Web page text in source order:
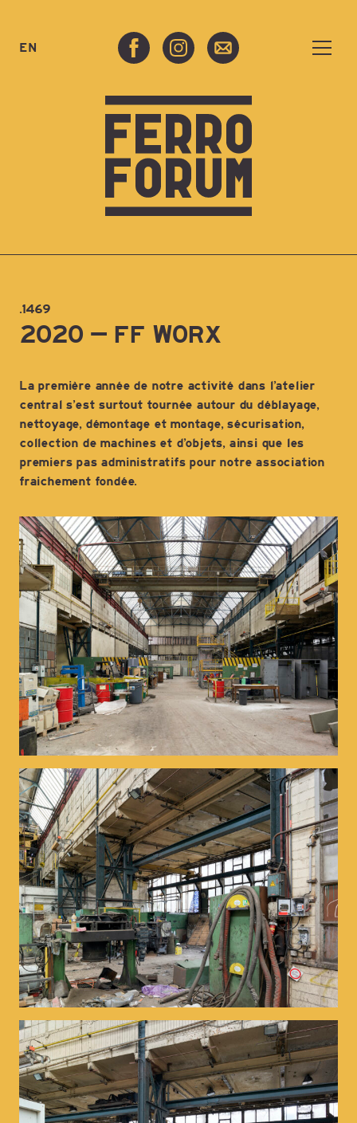
EN
.1469
2020 – FF WORX
La première année de notre activité dans l’atelier
central s’est surtout tournée autour du déblayage,
nettoyage, démontage et montage, sécurisation,
collection de machines et d’objets, ainsi que les
premiers pas administratifs pour notre association
fraichement fondée.